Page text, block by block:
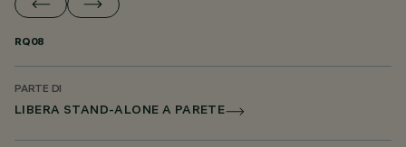
RQ08
PARTE DI
LIBERA STAND-ALONE A PARETE